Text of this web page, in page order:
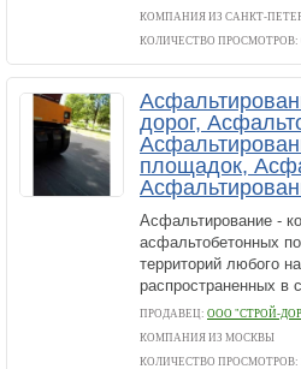
КОМПАНИЯ ИЗ САНКТ-
КОЛИЧЕСТВО ПРОСМОТРОВ:
дорог,
площадок,
Асфальтирование -
асфальтобетонных
территорий любого
распространенных в
ПРОДАВЕЦ: ООО "СТРОЙ-
КОМПАНИЯ ИЗ МОСКВЫ
КОЛИЧЕСТВО ПРОСМОТРОВ: